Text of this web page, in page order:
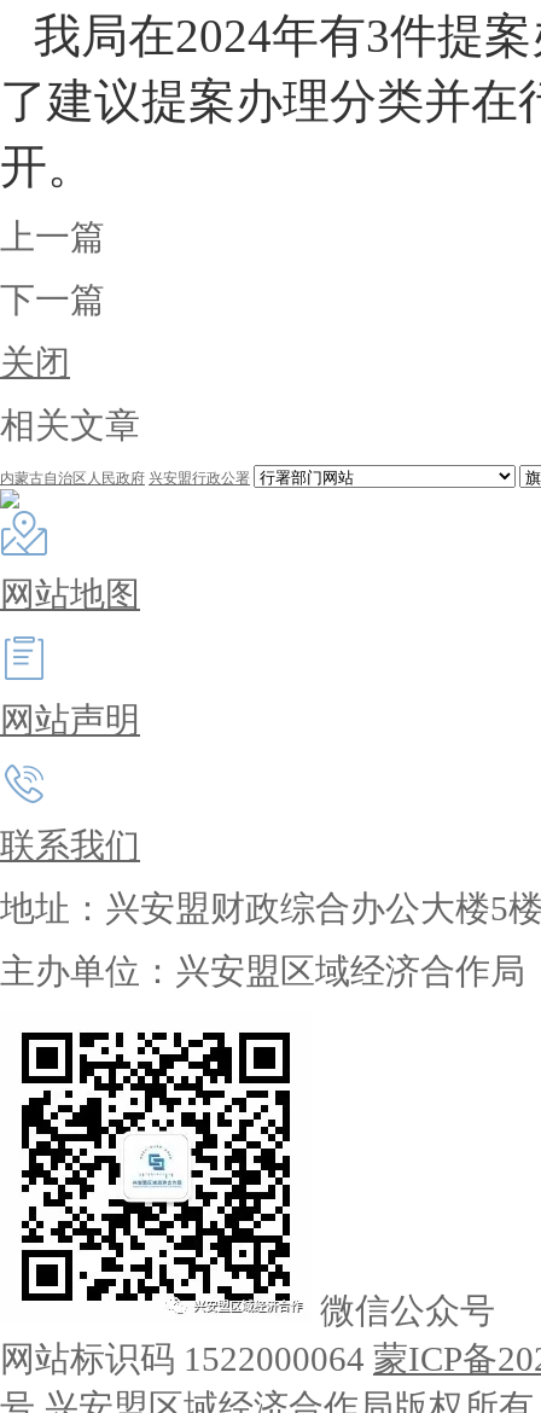
我局在2024年有3件提
了建议提案办理分类并
开。
上一篇
下一篇
关闭
相关文章
内蒙古自治区人民政府 兴安盟行政公署
网站地图
网站声明
联系我们
地址：兴安盟财政综合办公大楼5
主办单位：兴安盟区域经济合作局
微信公众号
网站标识码 1522000064 蒙ICP备